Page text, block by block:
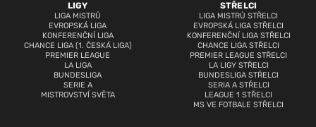
LIGY
LIGA MISTRŮ
EVROPSKÁ LIGA
KONFERENČNÍ LIGA
CHANCE LIGA (1. ČESKÁ LIGA)
PREMIER LEAGUE
LA LIGA
BUNDESLIGA
SERIE A
MISTROVSTVÍ SVĚTA
STŘELCI
LIGA MISTRŮ STŘELCI
EVROPSKÁ LIGA STŘELCI
KONFERENČNÍ LIGA STŘELCI
CHANCE LIGA STŘELCI
PREMIER LEAGUE STŘELCI
LA LIGY STŘELCI
BUNDESLIGA STŘELCI
SERIA A STŘELCI
LEAGUE 1 STŘELCI
MS VE FOTBALE STŘELCI